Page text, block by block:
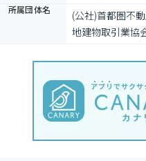
所属団体名
(公社)首都圏不
地建物取引業協